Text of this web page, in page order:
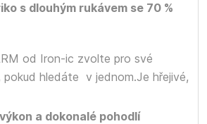
s dlouhým rukávem se 70 %
od Iron-ic zvolte pro své
hledáte
a dokonalé pohodlí
v jednom.Je hřejivé,